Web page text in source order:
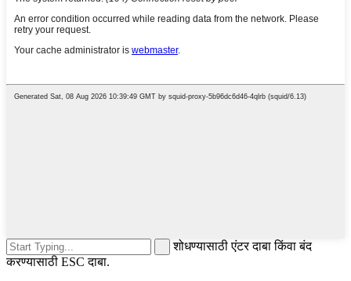
शोधण्यासाठी एंटर दाबा किंवा बंद
करण्यासाठी ESC दाबा.